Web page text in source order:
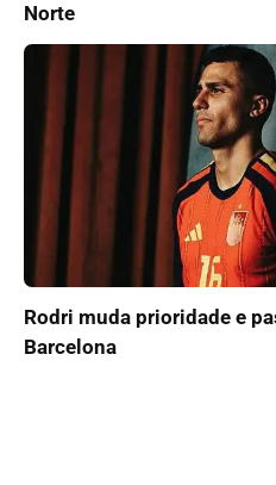
Norte
Rodri muda prioridade e
Barcelona